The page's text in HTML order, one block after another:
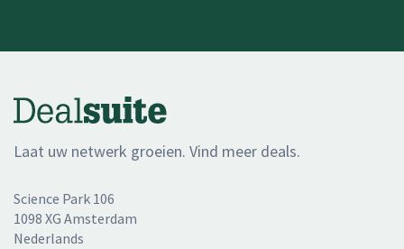
Laat uw netwerk groeien. Vind meer deals.
Science Park 106
1098 XG Amsterdam
Nederlands